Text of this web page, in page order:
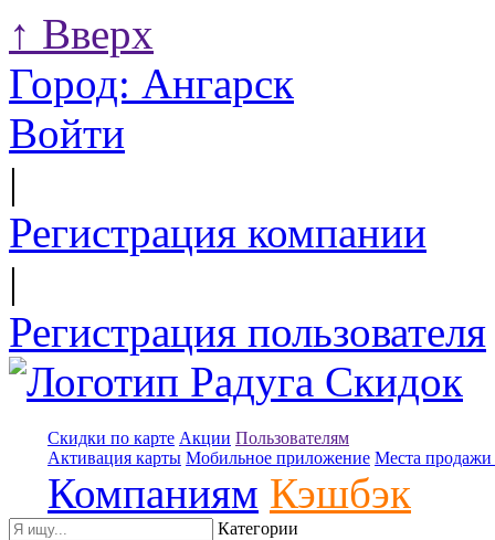
↑ Вверх
Город: Ангарск
Войти
|
Регистрация компании
|
Регистрация пользователя
Скидки по карте Акции Пользователям
Активация карты Мобильное приложение Места продажи
Компаниям Кэшбэк
Категории